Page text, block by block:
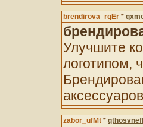
brendirova_rqEr *
Улучшите
логотипом,
zabor_ufMt *